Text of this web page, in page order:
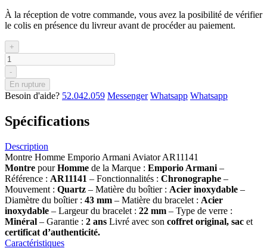
À la réception de votre commande, vous avez la posibilité de vérifier
le colis en présence du livreur avant de procéder au paiement.
+
-
En rupture
Besoin d'aide? 52.042.059 Messenger Whatsapp Whatsapp
Spécifications
Description
Montre Homme Emporio Armani Aviator AR11141
Montre pourHomme de la Marque : Emporio Armani –
Référence : AR11141 – Fonctionnalités : Chronographe –
Mouvement : Quartz – Matière du boîtier : Acier inoxydable –
Diamètre du boîtier : 43 mm – Matière du bracelet : Acier
inoxydable – Largeur du bracelet : 22 mm – Type de verre :
Minéral – Garantie : 2 ans Livré avec son coffret original, sac et
certificat d’authenticité.
Caractéristiques